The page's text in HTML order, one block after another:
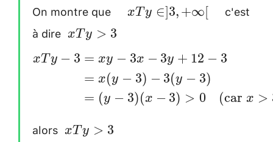
+\infty[
\\
[0.2cm]
On montre que
\quad
xTy \in
+\infty[
\quad
xT y ∈]3,+∞[
c'est
à dire ~xTy
[0.2cm]
xT y > 3
\begin{aligned}
xTy-3 &=xy-
3x-3y+12-3 \\
3) \\ &=(y-3)
xT y − 3 = xy − 3x − 3y + 12 − 3
= x(y − 3) − 3(y − 3)
= (y − 3)(x − 3) > 0 (car x >
alors ~xTy>3
xT y > 3